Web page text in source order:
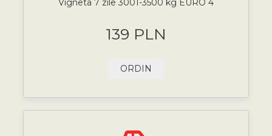
Vigneta 7 zile 3001-3500 kg EURO 4
139 PLN
ORDIN